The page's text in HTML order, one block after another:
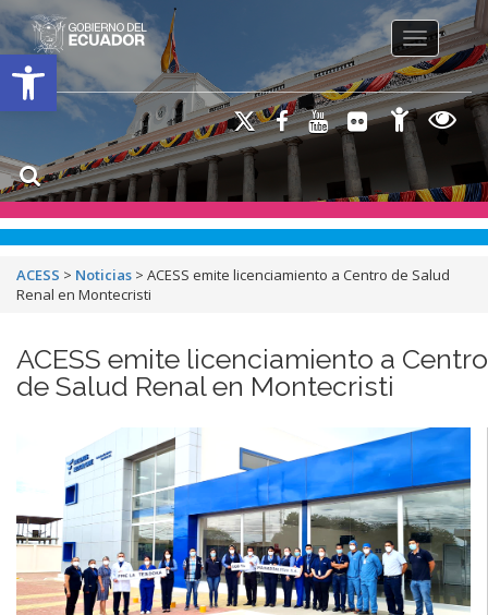
Open toolbar
Toggle
ACESS > Noticias > ACESS emite licenciamiento a Centro de Salud
Renal en Montecristi
ACESS emite licenciamiento a Centro
de Salud Renal en Montecristi